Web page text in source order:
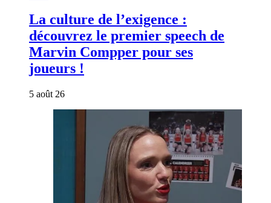
La culture de l’exigence :
découvrez le premier speech de
Marvin Compper pour ses
joueurs !
5 août 26